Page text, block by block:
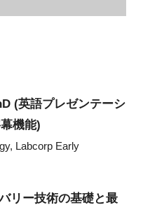
(英語プレゼンテーシ
機能)
Labcorp Early
リー技術の基礎と最